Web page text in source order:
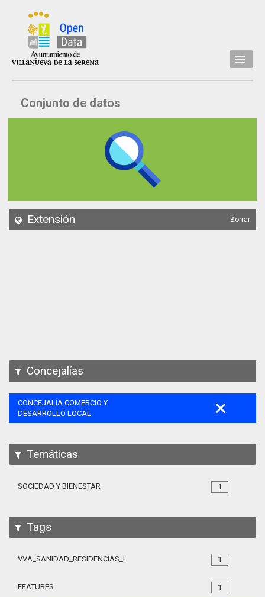
Inicio
Datos
API
Conjunto de datos
Extensión Borrar
Concejalías
CONCEJALÍA COMERCIO Y
DESARROLLO LOCAL
Temáticas
1
SOCIEDAD Y BIENESTAR
Tags
1
VVA_SANIDAD_RESIDENCIAS_MAYORES_105
1
FEATURES